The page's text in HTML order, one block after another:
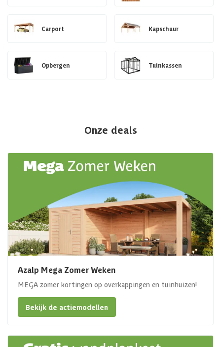
Carport Kapschuur
Opbergen Tuinkassen
Onze deals
Azalp Mega Zomer Weken
MEGA zomer kortingen op overkappingen en tuinhuizen!
Bekijk de actiemodellen